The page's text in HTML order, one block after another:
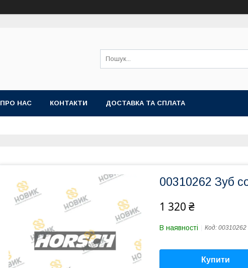
ПРО НАС КОНТАКТИ ДОСТАВКА ТА СПЛАТА
00310262 Зуб
1 320 ₴
В наявності Код: 00310262
Купити